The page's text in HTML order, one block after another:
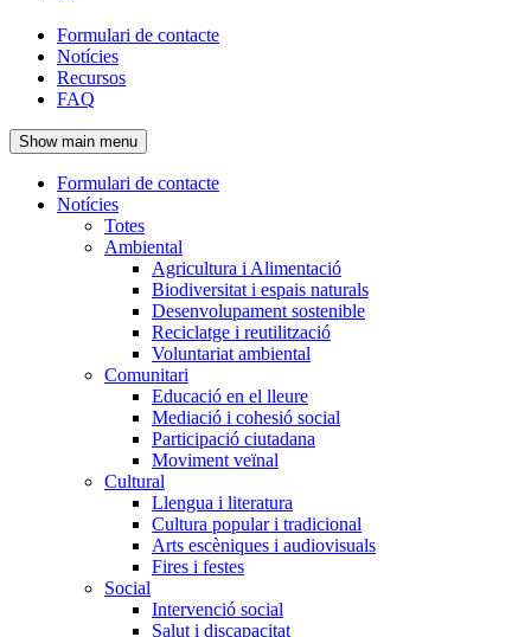
Navegació
principal
de
l'encapçalament
Formulari de contacte
Notícies
Recursos
FAQ
Show main menu
Navegació
principal
Formulari de contacte
Notícies
Totes
Ambiental
Agricultura i Alimentació
Biodiversitat i espais naturals
Desenvolupament sostenible
Reciclatge i reutilització
Voluntariat ambiental
Comunitari
Educació en el lleure
Mediació i cohesió social
Participació ciutadana
Moviment veïnal
Cultural
Llengua i literatura
Cultura popular i tradicional
Arts escèniques i audiovisuals
Fires i festes
Social
Intervenció social
Salut i discapacitat